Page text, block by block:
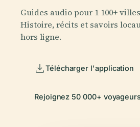
Guides audio pour 1 100+
Histoire, récits et savoirs
hors ligne.
Télécharger l'application
Rejoignez 50 000+ voyageurs